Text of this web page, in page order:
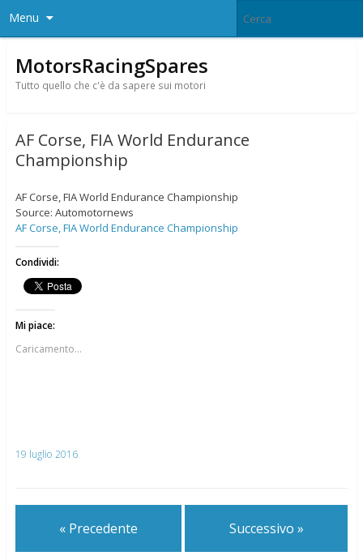
Menu
MotorsRacingSpares
Tutto quello che c'è da sapere sui motori
AF Corse, FIA World Endurance
Championship
AF Corse, FIA World Endurance Championship
Source: Automotornews
AF Corse, FIA World Endurance Championship
Condividi:
Mi piace:
Caricamento...
19 luglio 2016
« Precedente Successivo »